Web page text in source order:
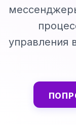
управления